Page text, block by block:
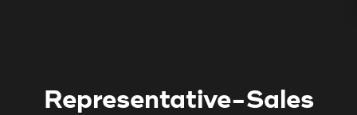
Representative-Sales